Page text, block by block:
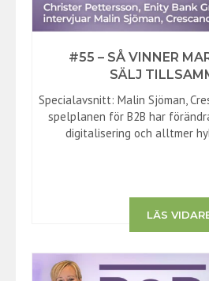
#55 – SÅ VINNER
SÄLJ
Specialavsnitt: Malin Sjöman,
spelplanen för B2B har
digitalisering och alltmer
LÄS